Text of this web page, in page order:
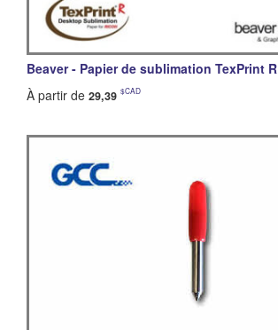
Beaver - Papier de sublimation TexPrint R
À partir de 29,39 $CAD